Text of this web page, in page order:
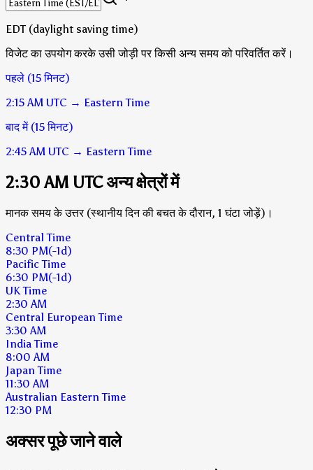
EDT (daylight saving time)
विजेट का उपयोग करके उसी जोड़ी पर किसी अन्य समय को परिवर्तित करें।
पहले (15 मिनट)
2:15 AM UTC → Eastern Time
बाद में (15 मिनट)
2:45 AM UTC → Eastern Time
2:30 AM UTC अन्य क्षेत्रों में
मानक समय के उत्तर (स्थानीय दिन की बचत के दौरान, 1 घंटा जोड़ें)।
Central Time
8:30 PM(-1d)
Pacific Time
6:30 PM(-1d)
UK Time
2:30 AM
Central European Time
3:30 AM
India Time
8:00 AM
Japan Time
11:30 AM
Australian Eastern Time
12:30 PM
अक्सर पूछे जाने वाले